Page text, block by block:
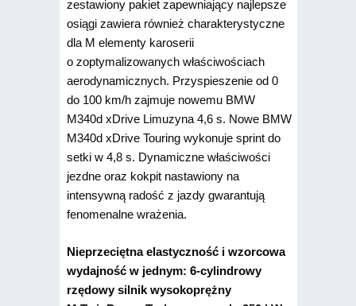
zestawiony pakiet zapewniający najlepsze
osiągi zawiera również charakterys­tyczne
dla M elementy karoserii
o zoptymalizowanych właściwościach
aerodynamicznych. Przyspieszenie od 0
do 100 km/h zajmuje nowemu BMW
M340d xDrive Limuzyna 4,6 s. Nowe BMW
M340d xDrive Touring wykonuje sprint do
setki w 4,8 s. Dynamiczne właściwości
jezdne oraz kokpit nastawiony na
intensywną radość z jazdy gwarantują
fenomenalne wrażenia.
Nieprzeciętna elastyczność i wzorcowa
wydajność w jednym: 6‑cylindrowy
rzędowy silnik wysokoprężny